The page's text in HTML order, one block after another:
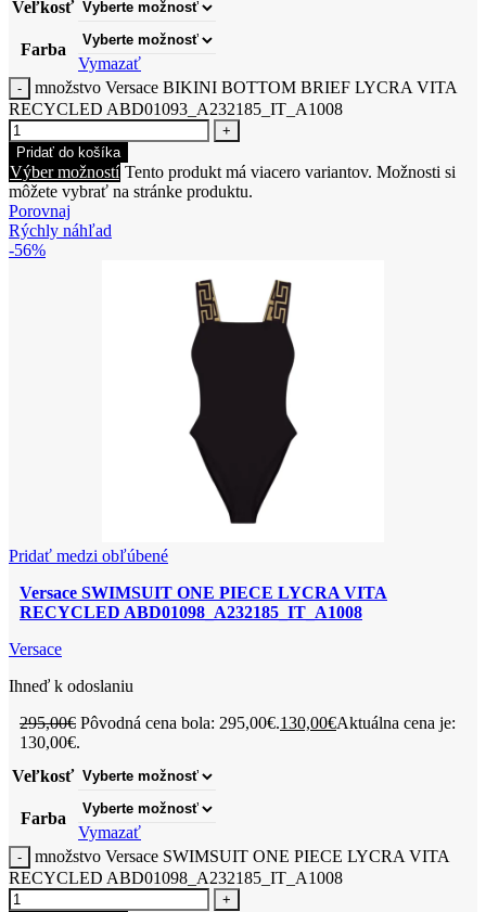
Veľkosť
Farba
Vymazať
množstvo Versace BIKINI BOTTOM BRIEF LYCRA VITA
RECYCLED ABD01093_A232185_IT_A1008
Pridať do košíka
Výber možností Tento produkt má viacero variantov. Možnosti si
môžete vybrať na stránke produktu.
Porovnaj
Rýchly náhľad
-56%
Pridať medzi obľúbené
Versace SWIMSUIT ONE PIECE LYCRA VITA
RECYCLED ABD01098_A232185_IT_A1008
Versace
Ihneď k odoslaniu
295,00€ Pôvodná cena bola: 295,00€.130,00€Aktuálna cena je:
130,00€.
Veľkosť
Farba
Vymazať
množstvo Versace SWIMSUIT ONE PIECE LYCRA VITA
RECYCLED ABD01098_A232185_IT_A1008